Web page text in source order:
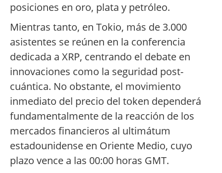
posiciones en oro, plata y petróleo.
Mientras tanto, en Tokio, más de 3.000
asistentes se reúnen en la conferencia
dedicada a XRP, centrando el debate en
innovaciones como la seguridad post-
cuántica. No obstante, el movimiento
inmediato del precio del token dependerá
fundamentalmente de la reacción de los
mercados financieros al ultimátum
estadounidense en Oriente Medio, cuyo
plazo vence a las 00:00 horas GMT.